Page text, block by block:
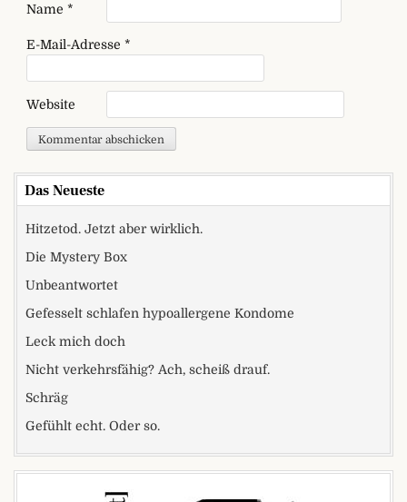
Name *
E-Mail-Adresse *
Website
Das Neueste
Hitzetod. Jetzt aber wirklich.
Die Mystery Box
Unbeantwortet
Gefesselt schlafen hypoallergene Kondome
Leck mich doch
Nicht verkehrsfähig? Ach, scheiß drauf.
Schräg
Gefühlt echt. Oder so.